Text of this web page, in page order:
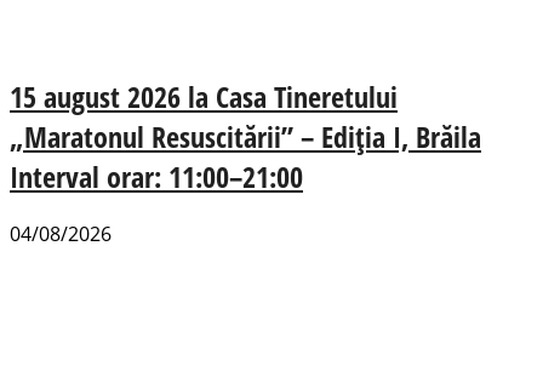
15 august 2026 la Casa Tineretului
„Maratonul Resuscitării” – Ediția I, Brăila
Interval orar: 11:00–21:00
04/08/2026